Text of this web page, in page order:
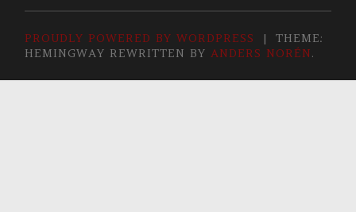
PROUDLY POWERED BY WORDPRESS |
THEME:
HEMINGWAY REWRITTEN BYANDERS NORÉN.